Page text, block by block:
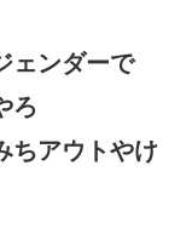
ェンダーで
ろ
ちアウトやけ